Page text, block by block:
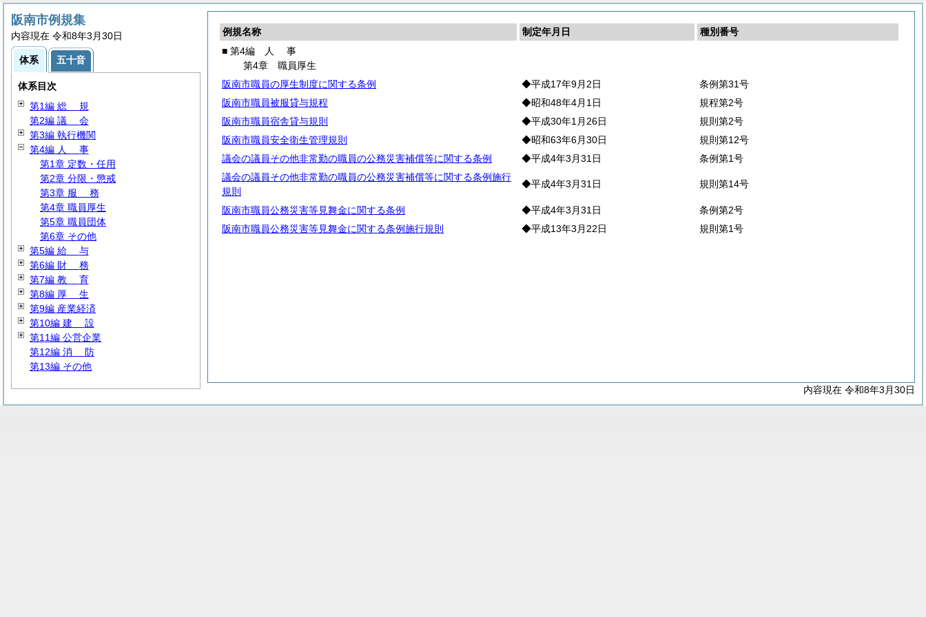
例規名称 制定年月日
種別番号
■ 第4編
人 事
第4章 職員厚生
阪南市職員の厚生制度に関する条例
◆平成17年9月2日
条例第31号
阪南市職員被服貸与規程
◆昭和48年4月1日
規程第2号
阪南市職員宿舎貸与規則
◆平成30年1月26日
規則第2号
阪南市職員安全衛生管理規則
◆昭和63年6月30日
規則第12号
議会の議員その他非常勤の職員の公務災害補償等に関する条例
◆平成4年3月31日
条例第1号
議会の議員その他非常勤の職員の公務災害補償等に関する条例施行
規則
◆平成4年3月31日 規則第14号
阪南市職員公務災害等見舞金に関する条例 ◆平成4年3月31日
条例第2号
阪南市職員公務災害等見舞金に関する条例施行規則
◆平成13年3月22日 規則第1号
内容現在 令和8年3月30日
阪南市例規集
内容現在 令和8年3月30日
体系 五十音
体系目次
第1編 総 規
第2編 議 会
第3編 執行機関
第4編 人 事
第1章 定数・任用
第2章 分限・懲戒
第3章 服 務
第4章 職員厚生
第5章 職員団体
第6章 その他
第5編 給 与
第6編 財 務
第7編 教 育
第8編 厚 生
第9編 産業経済
第10編 建 設
第11編 公営企業
第12編 消 防
第13編 その他